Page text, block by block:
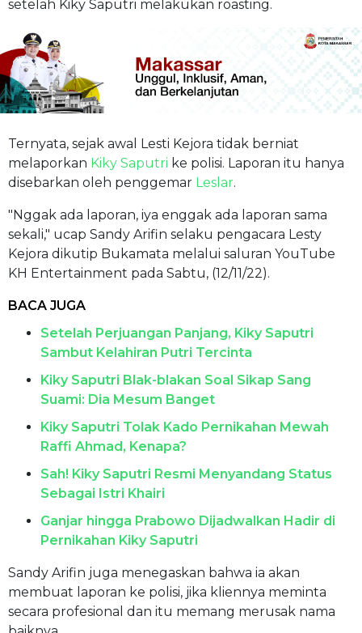
setelah Kiky Saputri melakukan roasting.
Ternyata, sejak awal Lesti Kejora tidak berniat
melaporkan Kiky Saputri ke polisi. Laporan itu hanya
disebarkan oleh penggemar Leslar.
"Nggak ada laporan, iya enggak ada laporan sama
sekali," ucap Sandy Arifin selaku pengacara Lesty
Kejora dikutip Bukamata melalui saluran YouTube
KH Entertainment pada Sabtu, (12/11/22).
BACA JUGA
Setelah Perjuangan Panjang, Kiky Saputri
Sambut Kelahiran Putri Tercinta
Kiky Saputri Blak-blakan Soal Sikap Sang
Suami: Dia Mesum Banget
Kiky Saputri Tolak Kado Pernikahan Mewah
Raffi Ahmad, Kenapa?
Sah! Kiky Saputri Resmi Menyandang Status
Sebagai Istri Khairi
Ganjar hingga Prabowo Dijadwalkan Hadir di
Pernikahan Kiky Saputri
Sandy Arifin juga menegaskan bahwa ia akan
membuat laporan ke polisi, jika kliennya meminta
secara profesional dan itu memang merusak nama